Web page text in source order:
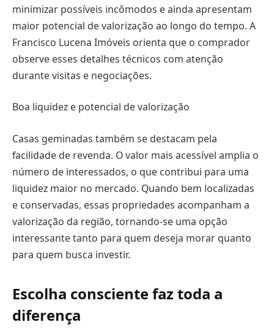
minimizar possíveis incômodos e ainda apresentam
maior potencial de valorização ao longo do tempo. A
Francisco Lucena Imóveis orienta que o comprador
observe esses detalhes técnicos com atenção
durante visitas e negociações.
Boa liquidez e potencial de valorização
Casas geminadas também se destacam pela
facilidade de revenda. O valor mais acessível amplia o
número de interessados, o que contribui para uma
liquidez maior no mercado. Quando bem localizadas
e conservadas, essas propriedades acompanham a
valorização da região, tornando-se uma opção
interessante tanto para quem deseja morar quanto
para quem busca investir.
Escolha consciente faz toda a
diferença